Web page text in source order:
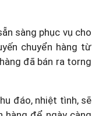
sàng phục vụ cho
chuyển hàng từ
đã bán ra torng
đáo, nhiệt tình, sẽ